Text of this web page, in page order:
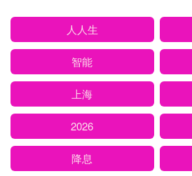
人人生
智能
上海
2026
降息